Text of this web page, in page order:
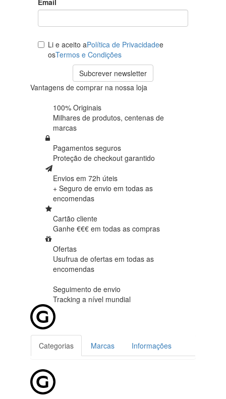
Email
Li e aceito aPolítica de Privacidadee
osTermos e Condições
Subcrever newsletter
Vantagens de comprar na nossa loja
100% Originais
Milhares de produtos, centenas de
marcas
Pagamentos seguros
Proteção de checkout garantido
Envios em 72h úteis
+ Seguro de envio em todas as
encomendas
Cartão cliente
Ganhe €€€ em todas as compras
Ofertas
Usufrua de ofertas em todas as
encomendas
Seguimento de envio
Tracking a nível mundial
Categorias Marcas Informações